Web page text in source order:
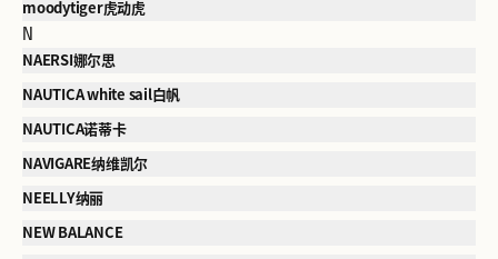
moodytiger虎动虎
N
NAERSI娜尔思
NAUTICA white sail白帆
NAUTICA诺蒂卡
NAVIGARE纳维凯尔
NEELLY纳丽
NEW BALANCE